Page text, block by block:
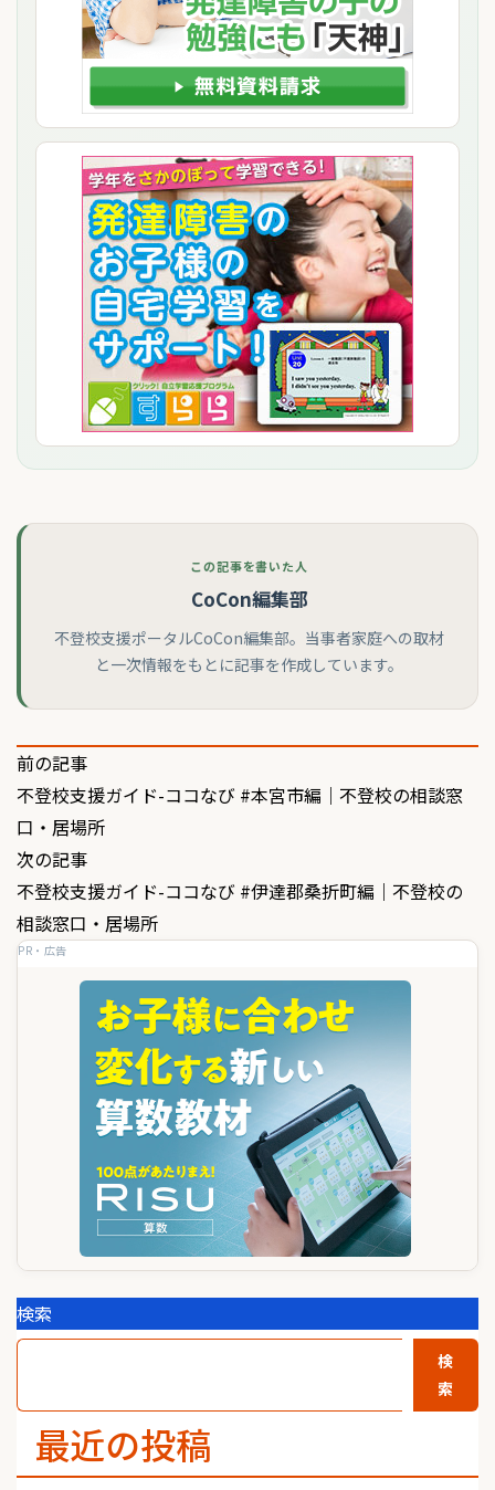
この記事を書いた人
CoCon編集部
不登校支援ポータルCoCon編集部。当事者家庭への取材
と一次情報をもとに記事を作成しています。
投
稿
ナ
ビ
ゲ
前の記事
不登校支援ガイド-ココなび #本宮市編｜不登校の相談窓
口・居場所
次の記事
不登校支援ガイド-ココなび #伊達郡桑折町編｜不登校の
相談窓口・居場所
PR・広告
検索
検
索
最近の投稿